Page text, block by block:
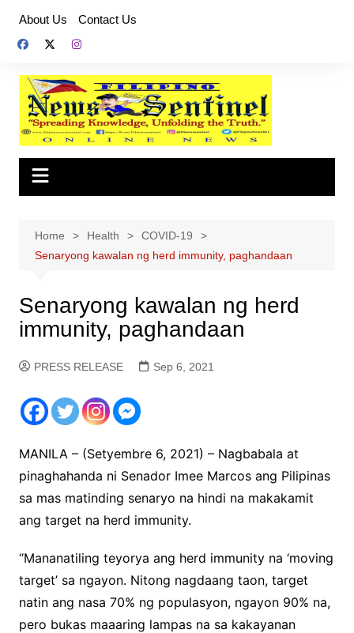
content
About Us Contact Us
Home Health
COVID-19
Senaryong kawalan ng herd immunity, paghandaan
Senaryong kawalan ng herd
immunity, paghandaan
PRESS RELEASE Sep 6, 2021
MANILA – (Setyembre 6, 2021) – Nagbabala at
pinaghahanda ni Senador Imee Marcos ang Pilipinas
sa mas matinding senaryo na hindi na makakamit
ang target na herd immunity.
“Mananatiling teyorya ang herd immunity na ‘moving
target’ sa ngayon. Nitong nagdaang taon, target
natin ang nasa 70% ng populasyon, ngayon 90% na,
pero bukas maaaring lampas na sa kakayanan